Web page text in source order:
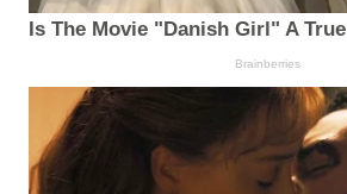
Is The Movie "Danish Girl" A
Brainberries